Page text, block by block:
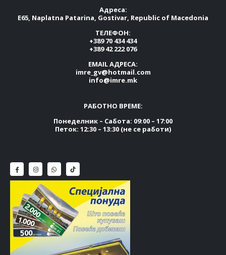
Адреса:
E65, Naplatna Patarina, Gostivar, Republic of Macedonia
ТЕЛЕФОН:
+389 70 434 434
+389 42 222 076
EMAIL АДРЕСА:
imre_gv@hotmail.com
info@imre.mk
РАБОТНО ВРЕМЕ:
Понеделник – Сабота: 09:00 – 17:00
Петок: 12:30 – 13:30 (не се работи)